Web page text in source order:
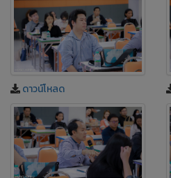
ดาวน์โหลด